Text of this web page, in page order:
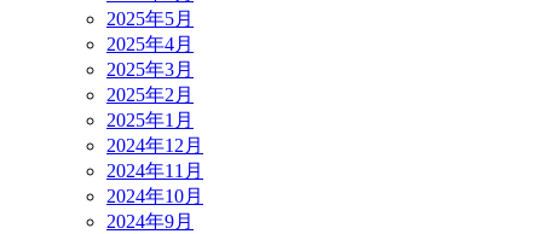
2025年5月
2025年4月
2025年3月
2025年2月
2025年1月
2024年12月
2024年11月
2024年10月
2024年9月